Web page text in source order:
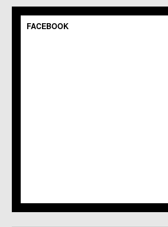
C.M. Gea y Truyols
C.C.S. La Paz
FACEBOOK